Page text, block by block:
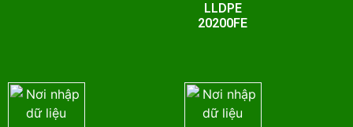
LLDPE
20200FE